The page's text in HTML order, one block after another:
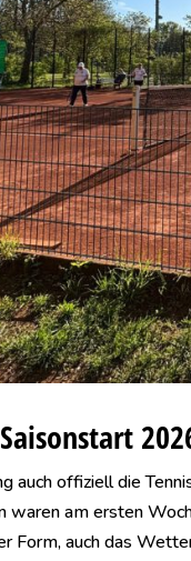
auch offiziell die
waren am ersten
Form, auch das